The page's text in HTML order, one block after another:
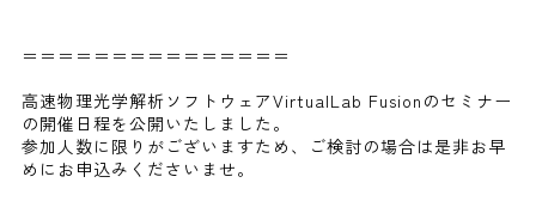
＝＝＝＝＝＝＝＝＝＝＝＝＝＝＝
高速物理光学解析ソフトウェアVirtualLab Fusionのセミナー
の開催日程を公開いたしました。
参加人数に限りがございますため、ご検討の場合は是非お早
めにお申込みくださいませ。